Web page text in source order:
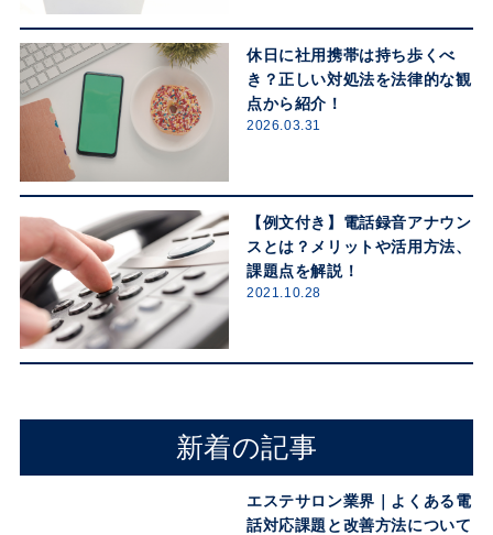
休日に社用携帯は持ち歩くべ
き？正しい対処法を法律的な観
点から紹介！
2026.03.31
【例文付き】電話録音アナウン
スとは？メリットや活用方法、
課題点を解説！
2021.10.28
新着の記事
エステサロン業界｜よくある電
話対応課題と改善方法について